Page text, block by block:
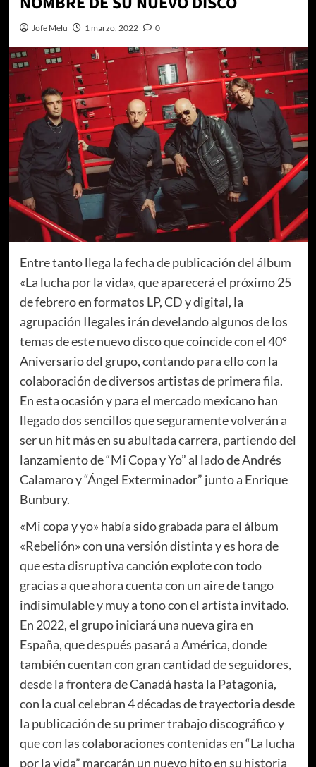
Jofe Melu 1 marzo, 2022 0
Entre tanto llega la fecha de publicación del álbum
«La lucha por la vida», que aparecerá el próximo 25
de febrero en formatos LP, CD y digital, la
agrupación Ilegales irán develando algunos de los
temas de este nuevo disco que coincide con el 40º
Aniversario del grupo, contando para ello con la
colaboración de diversos artistas de primera fila.
En esta ocasión y para el mercado mexicano han
llegado dos sencillos que seguramente volverán a
ser un hit más en su abultada carrera, partiendo del
lanzamiento de “Mi Copa y Yo” al lado de Andrés
Calamaro y “Ángel Exterminador” junto a Enrique
Bunbury.
«Mi copa y yo» había sido grabada para el álbum
«Rebelión» con una versión distinta y es hora de
que esta disruptiva canción explote con todo
gracias a que ahora cuenta con un aire de tango
indisimulable y muy a tono con el artista invitado.
En 2022, el grupo iniciará una nueva gira en
España, que después pasará a América, donde
también cuentan con gran cantidad de seguidores,
desde la frontera de Canadá hasta la Patagonia,
con la cual celebran 4 décadas de trayectoria desde
la publicación de su primer trabajo discográfico y
que con las colaboraciones contenidas en “La lucha
por la vida” marcarán un nuevo hito en su historia